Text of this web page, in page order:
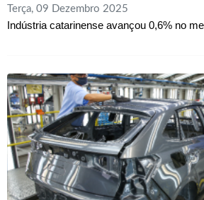
Terça, 09 Dezembro 2025
Indústria catarinense avançou 0,6% no